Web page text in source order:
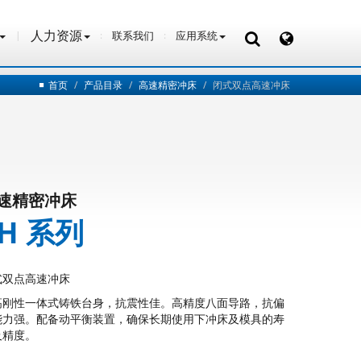
人力资源 联系我们 应用系统
人力资源 联系我们 应用系统
首页 产品目录 高速精密冲床 闭式双点高速冲床
精密冲床
系列
双点高速冲床
性一体式铸铁台身，抗震性佳。高精度八面导路，抗偏
强。配备动平衡装置，确保长期使用下冲床及模具的寿
度。